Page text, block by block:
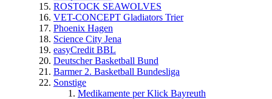
ROSTOCK SEAWOLVES
VET-CONCEPT Gladiators Trier
Phoenix Hagen
Science City Jena
easyCredit BBL
Deutscher Basketball Bund
Barmer 2. Basketball Bundesliga
Sonstige
Medikamente per Klick Bayreuth